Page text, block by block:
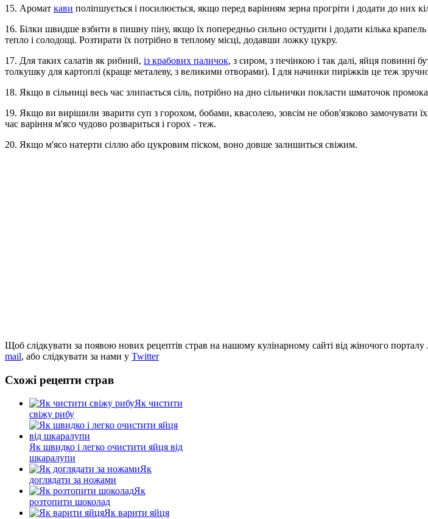
15. Аромат кави поліпшується і посилюється, якщо перед варінням зерна прогріти і додати до них
16. Білки швидше взбити в пишну піну, якщо їх попередньо сильно остудити і додати кілька
тепло і солодощі. Розтирати їх потрібно в теплому місці, додавши ложку цукру.
17. Для таких салатів як рибний, із крабових паличок, з сиром, з печінкою і так далі, яйця повинні
толкушку для картоплі (краще металеву, з великими отворами). І для начинки пиріжків це теж
18. Якщо в сільниці весь час злипається сіль, потрібно на дно сільнички покласти шматочок
19. Якщо ви вирішили зварити суп з горохом, бобами, квасолею, зовсім не обов'язково замочувати
час варіння м'ясо чудово розвариться і горох - теж.
20. Якщо м'ясо натерти сіллю або цукровим піском, воно довше залишиться свіжим.
Щоб слідкувати за появою нових рецептів страв на нашому кулінарному сайті від жіночого
mail, або слідкувати за нами у Twitter
Схожі рецепти страв
Як чистити
свіжу рибу
Як швидко і легко очистити яйця від
шкаралупи
Як
доглядати за ножами
Як
розтопити шоколад
Як варити яйця